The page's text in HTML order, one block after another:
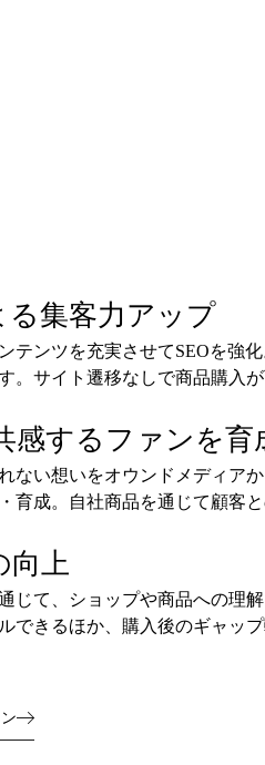
る集客力アップ
テンツを充実させてSEOを強
。サイト遷移なしで商品購入
感するファンを育
ない想いをオウンドメディア
育成。自社商品を通じて顧客
向上
じて、ショップや商品への理
できるほか、購入後のギャッ